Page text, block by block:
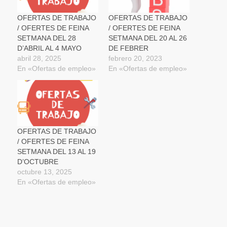
en
una
ventana
nueva)
OFERTAS DE TRABAJO
/ OFERTES DE FEINA
SETMANA DEL 28
D’ABRIL AL 4 MAYO
abril 28, 2025
En «Ofertas de empleo»
OFERTAS DE TRABAJO
/ OFERTES DE FEINA
SETMANA DEL 20 AL 26
DE FEBRER
febrero 20, 2023
En «Ofertas de empleo»
OFERTAS DE TRABAJO
/ OFERTES DE FEINA
SETMANA DEL 13 AL 19
D’OCTUBRE
octubre 13, 2025
En «Ofertas de empleo»